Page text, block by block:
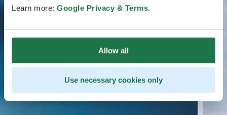
Learn more: Google Privacy & Terms.
Allow all
Use necessary cookies only